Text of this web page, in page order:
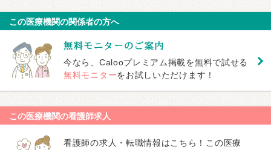
この医療機関の関係者の方へ
今なら、Calooプレミアム掲載を無料で試せる
無料モニターをお試しいただけます！
この医療機関の看護師求人
看護師の求人・転職情報はこちら！この医療